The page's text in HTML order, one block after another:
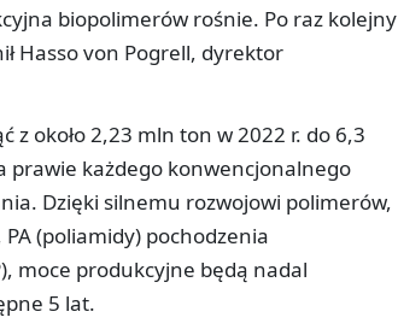
biopolimerów rośnie. Po raz kolejny
Hasso von Pogrell, dyrektor
około 2,23 mln ton w 2022 r. do 6,3
prawie każdego konwencjonalnego
Dzięki silnemu rozwojowi polimerów,
(poliamidy) pochodzenia
moce produkcyjne będą nadal
5 lat.